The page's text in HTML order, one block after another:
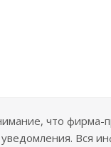
что фирма-
Вся